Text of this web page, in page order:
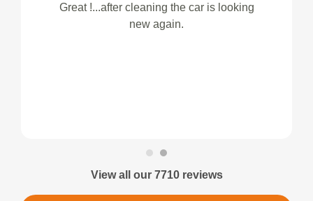
Great !...after cleaning the car is looking
new again.
View all our 7710 reviews